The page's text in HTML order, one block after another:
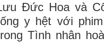
Đức Hoa và
y hệt với
Tình nhân